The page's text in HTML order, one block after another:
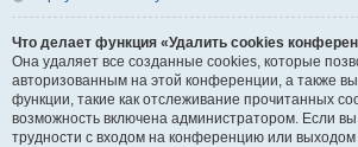
Что делает функция «Удалить cookies
Она удаляет все созданные cookies, которые
авторизованным на этой конференции, а также
функции, такие как отслеживание прочитанных
возможность включена администратором. Если
трудности с входом на конференцию или